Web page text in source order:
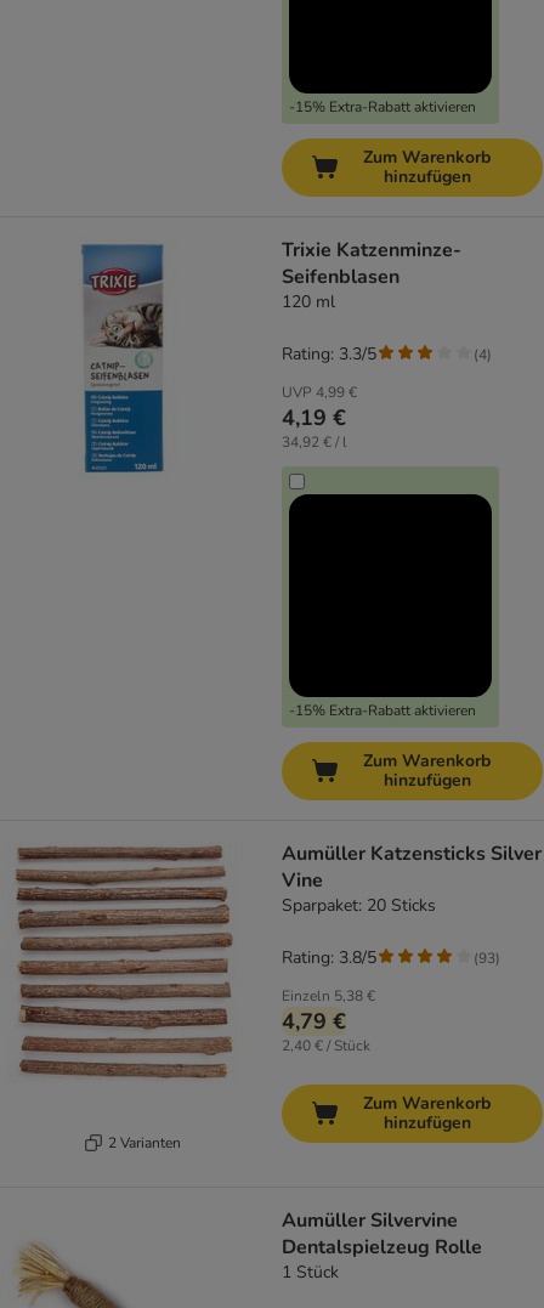
-15% Extra-Rabatt aktivieren
Zum Warenkorb
hinzufügen
Trixie Katzenminze-
Seifenblasen
120 ml
UVP 4,99 €
4,19 €
34,92 € / l
-15% Extra-Rabatt aktivieren
Rating: 3.3/5 (4)
Zum Warenkorb
hinzufügen
2 Varianten
Aumüller Katzensticks Silver
Vine
Sparpaket: 20 Sticks
Einzeln 5,38 €
4,79 €
2,40 € / Stück
Rating: 3.8/5 (93)
Zum Warenkorb
hinzufügen
Aumüller Silvervine
Dentalspielzeug Rolle
1 Stück